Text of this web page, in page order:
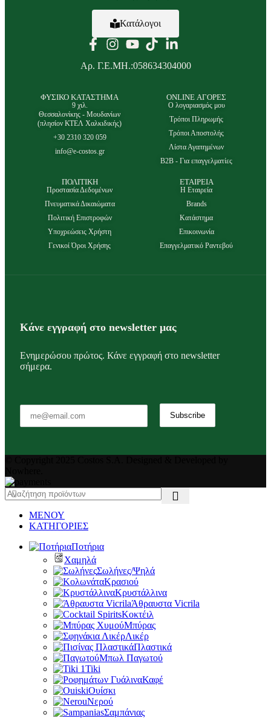
Κατάλογοι
Αρ. Γ.Ε.ΜΗ.:058634304000
ΦΥΣΙΚΟ ΚΑΤΑΣΤΗΜΑ
9 χιλ.
Θεσσαλονίκης - Μουδανίων
(πλησίον ΚΤΕΛ Χαλκιδικής)
+30 2310 320 059
info@e-costos.gr
ONLINE ΑΓΟΡΕΣ
Ο λογαριασμός μου
Τρόποι Πληρωμής
Τρόποι Αποστολής
Λίστα Αγαπημένων
B2B - Για επαγγελματίες
ΠΟΛΙΤΙΚΗ
Προστασία Δεδομένων
Πνευματικά Δικαιώματα
Πολιτική Επιστροφών
Υποχρεώσεις Χρήστη
Γενικοί Όροι Χρήσης
ΕΤΑΙΡΕΙΑ
Η Εταιρεία
Brands
Κατάστημα
Επικοινωνία
Επαγγελματικό Ραντεβού
Κάνε εγγραφή στο newsletter μας
Ενημερώσου πρώτος. Κάνε εγγραφή στο newsletter
σήμερα.
ΜΕΝΟΥ
ΚΑΤΗΓΟΡΙΕΣ
Ποτήρια
Χαμηλά
Σωλήνες/Ψηλά
Κρασιού
Κρυστάλλινα
Άθραυστα Vicrila
Κοκτέιλ
Μπύρας
Λικέρ
Πλαστικά
Μπωλ Παγωτού
Tiki
Καφέ
Ουίσκι
Νερού
Σαμπάνιας